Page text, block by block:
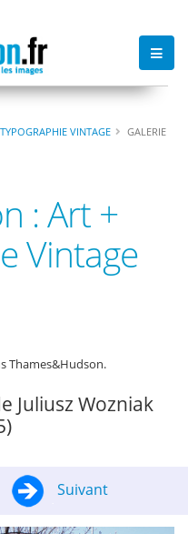
VINTAGE GALERIE
: Art +
Vintage
Thames&Hudson.
Juliusz Wozniak
Suivant